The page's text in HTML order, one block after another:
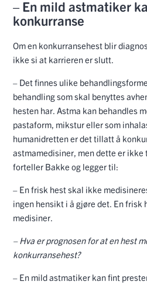
– En mild astmatiker
konkurranse
Om en konkurransehest blir
ikke si at karrieren er slutt.
– Det finnes ulike
behandling som skal benyttes
hesten har. Astma kan behandles
pastaform, mikstur eller som
humanidretten er det tillatt å
astmamedisiner, men dette er ikke
forteller Bakke og legger til:
– En frisk hest skal ikke
ingen hensikt i å gjøre det. En
medisiner.
– Hva er prognosen for at en hest
konkurransehest?
– En mild astmatiker kan fint